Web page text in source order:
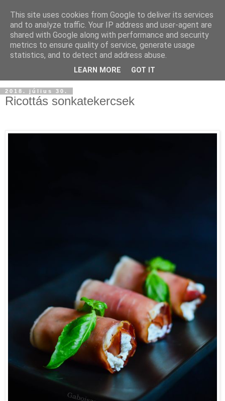
2018. július 30.
Ricottás sonkatekercsek
This site uses cookies from Google to deliver its services
and to analyze traffic. Your IP address and user-agent are
shared with Google along with performance and security
metrics to ensure quality of service, generate usage
statistics, and to detect and address abuse.
LEARN MORE GOT IT